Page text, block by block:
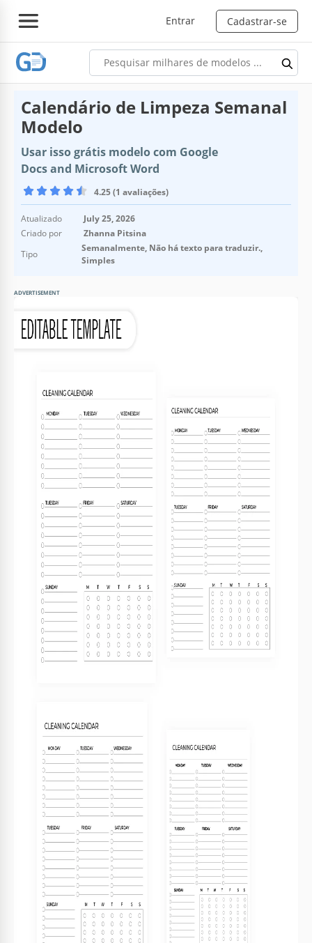
Entrar Cadastrar-se
Calendário de Limpeza Semanal
Modelo
Usar isso grátis modelo com Google
Docs and Microsoft Word
4.25 (1 avaliações)
Atualizado
July 25, 2026
Criado por
Zhanna Pitsina
Tipo
Semanalmente, Não há texto para traduzir.,
Simples
ADVERTISEMENT